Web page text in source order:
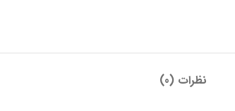
نظرات (0)